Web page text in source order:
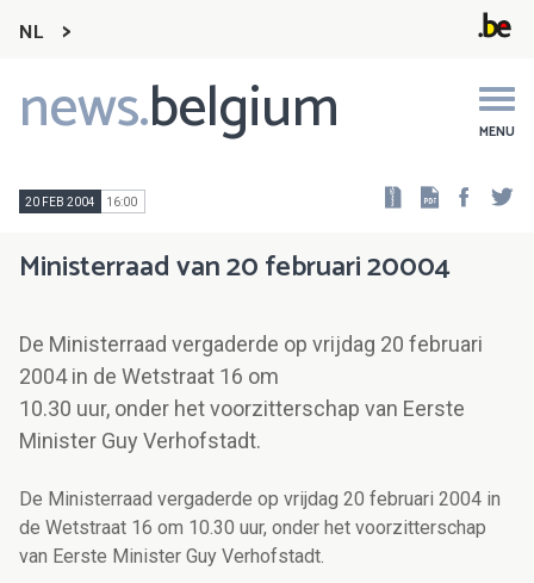
NL
news.belgium MENU
Main
navigation
20 FEB 2004 16:00
Ministerraad van 20 februari 20004
De Ministerraad vergaderde op vrijdag 20 februari
2004 in de Wetstraat 16 om
10.30 uur, onder het voorzitterschap van Eerste
Minister Guy Verhofstadt.
De Ministerraad vergaderde op vrijdag 20 februari 2004 in
de Wetstraat 16 om 10.30 uur, onder het voorzitterschap
van Eerste Minister Guy Verhofstadt.